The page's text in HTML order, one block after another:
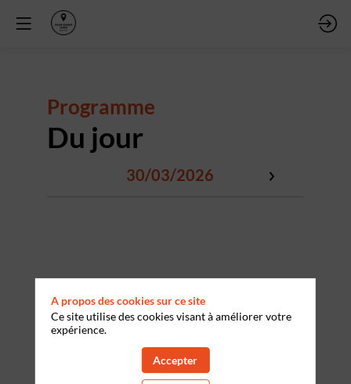
Programme
Du jour
30/03/2026
A propos des cookies sur ce site
Ce site utilise des cookies visant à améliorer votre
expérience.
Accepter